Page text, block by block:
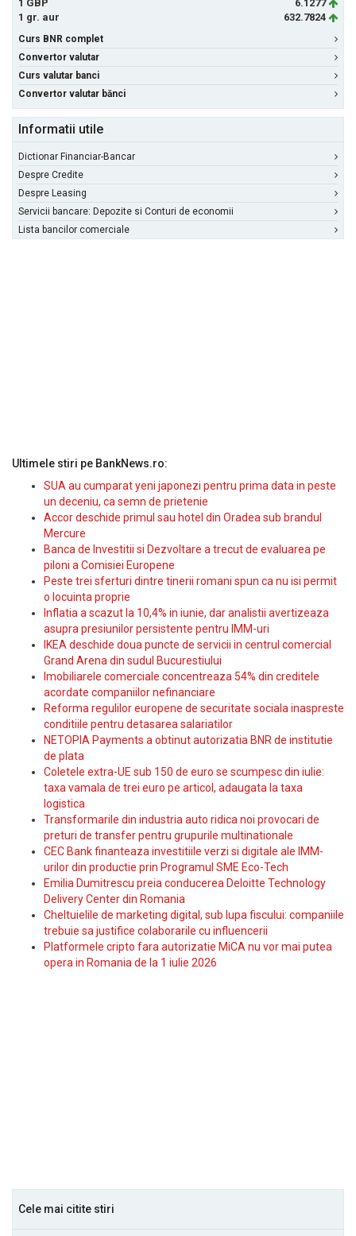
1 GBP
6.1277
1 gr. aur
632.7824
Curs BNR complet
Convertor valutar
Curs valutar banci
Convertor valutar bănci
Informatii utile
Dictionar Financiar-Bancar
Despre Credite
Despre Leasing
Servicii bancare: Depozite si Conturi de economii
Lista bancilor comerciale
Ultimele stiri pe BankNews.ro:
SUA au cumparat yeni japonezi pentru prima data in peste
un deceniu, ca semn de prietenie
Accor deschide primul sau hotel din Oradea sub brandul
Mercure
Banca de Investitii si Dezvoltare a trecut de evaluarea pe
piloni a Comisiei Europene
Peste trei sferturi dintre tinerii romani spun ca nu isi permit
o locuinta proprie
Inflatia a scazut la 10,4% in iunie, dar analistii avertizeaza
asupra presiunilor persistente pentru IMM-uri
IKEA deschide doua puncte de servicii in centrul comercial
Grand Arena din sudul Bucurestiului
Imobiliarele comerciale concentreaza 54% din creditele
acordate companiilor nefinanciare
Reforma regulilor europene de securitate sociala inaspreste
conditiile pentru detasarea salariatilor
NETOPIA Payments a obtinut autorizatia BNR de institutie
de plata
Coletele extra-UE sub 150 de euro se scumpesc din iulie:
taxa vamala de trei euro pe articol, adaugata la taxa
logistica
Transformarile din industria auto ridica noi provocari de
preturi de transfer pentru grupurile multinationale
CEC Bank finanteaza investitiile verzi si digitale ale IMM-
urilor din productie prin Programul SME Eco-Tech
Emilia Dumitrescu preia conducerea Deloitte Technology
Delivery Center din Romania
Cheltuielile de marketing digital, sub lupa fiscului: companiile
trebuie sa justifice colaborarile cu influencerii
Platformele cripto fara autorizatie MiCA nu vor mai putea
opera in Romania de la 1 iulie 2026
Cele mai citite stiri